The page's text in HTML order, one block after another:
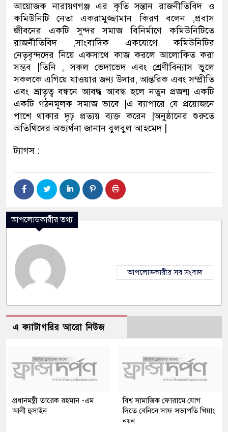
আয়োজক নারায়ণগঞ্জ এর কৃতি সন্তান রাজনীতিবিদ ও
কমিউনিটি নেতা একরামুজ্জামান কিরণ বলেন ,প্রবাস
জীবনের একটি সুন্দর সমাজ বিনির্মাণে কমিউনিটিতে
রাজনীতিবিদ ,সাংবাদিক একযোগে কমিউনিটির
নেতৃবৃন্দদের নিয়ে একসাথে কাজ করলে আলোকিত করা
সম্ভব |তিনি , সকল ভেদাভেদ এবং শ্রেণীবিন্যাস ভুলে
সকলকে এগিয়ে যাওয়ার জন্য উদার, আন্তরিক এবং সম্প্রীতি
এবং ভ্রাতৃত্ব বন্ধনে আবদ্ধ আবদ্ধ হলে নতুন প্রজন্ম একটি
একটি গঠনমূলক সমাজ ভাবে |এ ব্যাপারে যে প্রয়োজনে
পাশে থাকার দৃঢ় প্রত্যয় ব্যক্ত করেন |অনুষ্ঠানের শুরুতে
অতিথিদের অভ্যর্থনা জানান বুলবুল আহমেদ |
ট্যাগস :
আপলোডকারীর তথ্য
আপলোডকারীর সব সংবাদ
এ ক্যাটাগরির আরো নিউজ
প্রধানমন্ত্রী তারেক রহমান -এম
আলী হুসাইন
বিশ্ব সামাজিক ফোরামে যোগ
দিতে বেনিনে সাফ সভাপতি খিয়াং
নয়ন